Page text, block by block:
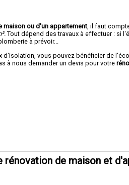
maison ou d'un appartement , il faut
Tout dépend des travaux à effectuer : si
à prévoir...
d'isolation, vous pouvez bénéficier de
à nous demander un devis pour votre
rénovation de maison et